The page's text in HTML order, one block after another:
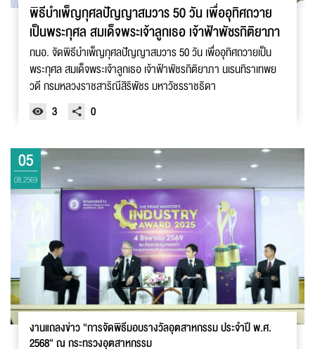
พิธีบำเพ็ญกุศลปัญญาสมวาร 50 วัน เพื่ออุทิศถวาย
เป็นพระกุศล สมเด็จพระเจ้าลูกเธอ เจ้าฟ้าพัชรกิติยาภา
กนอ. จัดพิธีบำเพ็ญกุศลปัญญาสมวาร 50 วัน เพื่ออุทิศถวายเป็น
พระกุศล สมเด็จพระเจ้าลูกเธอ เจ้าฟ้าพัชรกิติยาภา นเรนทิราเทพย
วดี กรมหลวงราชสาริณีสิริพัชร มหาวัชรราชธิดา
3
0
05
08.2569
งานแถลงข่าว “การจัดพิธีมอบรางวัลอุตสาหกรรม ประจำปี พ.ศ.
2568“ ณ กระทรวงอุตสาหกรรม